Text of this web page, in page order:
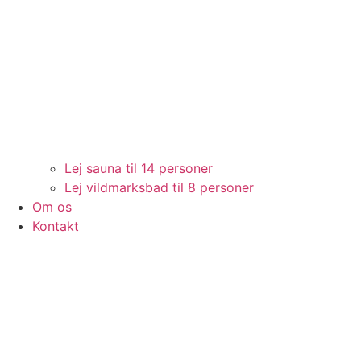
Lej sauna til 14 personer
Lej vildmarksbad til 8 personer
Om os
Kontakt